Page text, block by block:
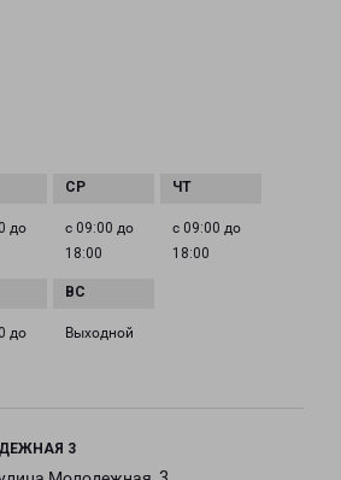
до
с 09:00 до
18:00
с 09:00 до
18:00
до
Выходной
3